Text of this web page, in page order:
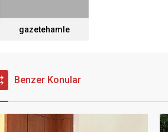
gazetehamle
Benzer Konular